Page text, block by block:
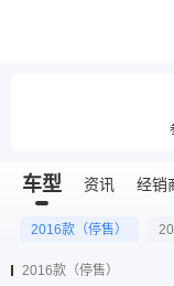
车型 资讯 经销
2016款（停售）
2016款（停售）